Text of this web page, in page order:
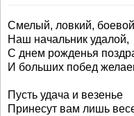
Смелый, ловкий, боевой
Наш начальник удалой,
С днем рожденья
И больших побед
Пусть удача и везенье
Принесут вам лишь